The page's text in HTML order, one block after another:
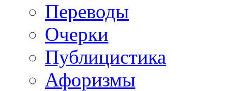
Переводы
Очерки
Публицистика
Афоризмы